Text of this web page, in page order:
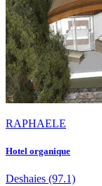
RAPHAELE
Hotel organique
Deshaies (97.1)